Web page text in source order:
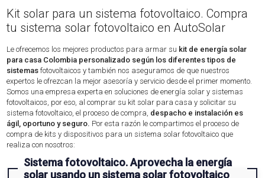
Kit solar para un sistema fotovoltaico. Compra
tu sistema solar fotovoltaico en AutoSolar
Le ofrecemos los mejores productos para armar su kit de energía solar
para casa Colombia personalizado según los diferentes tipos de
sistemas fotovoltaicos y también nos aseguramos de que nuestros
expertos le ofrezcan la mejor asesoría y servicio desde el primer momento.
Somos una empresa experta en soluciones de energía solar y sistemas
fotovoltaicos, por eso, al comprar su kit solar para casa y solicitar su
sistema fotovoltaico, el proceso de compra, despacho e instalación es
ágil, oportuno y seguro. Por esta razón le compartimos el proceso de
compra de kits y dispositivos para un sistema solar fotovoltaico que
realiza con nosotros:
Sistema fotovoltaico. Aprovecha la energía
solar usando un sistema solar fotovoltaico